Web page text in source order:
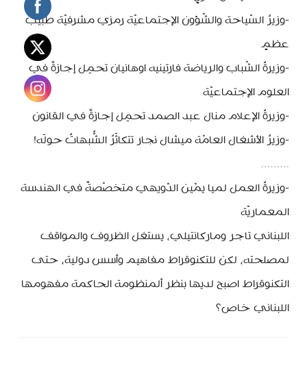
-وزيرُ السّياحة والشّؤون الإجتماعيّة رمزي مشرفيّة طبيبُ
عظمٍ
-وزيرةُ الشّباب والرياضة فارتينيه اوهانيان تحمِل إجازةً في
العلوم الإجتماعيّة
-وزيرةُ الإعلام منال عبد الصمد تحمِل إجازةً في القانون
-وزيرُ الأشغال العامّة ميشال نجار تتكاثَرُ الشُّبهاتُ حولَه!
………
-وزيرةُ العمل لميا يمّين الدّويهي متخصّصةٌ في الهندسة
المعماريّة
اللبناني تاجر وماركانتيلي، يستغل الظروف والمواقف
لمصلحته، لكن للتكنوقراط مفاهيم وأسس دولية، حتى
التكنوقراط اصبح لديها بنظر ألمنظومة الحاكمة مفهومها
اللبناني خاص؟